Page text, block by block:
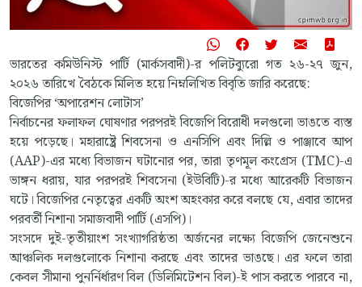
ভারতের কমিউনিস্ট পার্টি (মার্কসবাদী)-র পলিটব্যুরো গত ২৬-২৭ জুন,
২০২৬ তারিখে বৈঠকে মিলিত হয়ে নিম্নলিখিত বিবৃতি জারি করেছে:
বিজেপির ‘অপারেশন লোটাস’
নির্বাচনের ফলাফল ঘোষণার পরপরই বিজেপি বিরোধী দলগুলো ভাঙতে ব্যস্ত
হয়ে পড়েছে। মহারাষ্ট্রে শিবসেনা ও এনসিপি এবং দিল্লি ও পাঞ্জাবে আপ
(AAP)-এর মধ্যে বিভাজন ঘটানোর পর, তারা তৃণমূল কংগ্রেস (TMC)-এ
ভাঙ্গন ধরায়, যার পরপরই শিবসেনা (ইউবিটি)-র মধ্যে আরেকটি বিভাজন
ঘটে। বিজেপির নেতৃত্বের একটি অংশ অহংকার করে বলছে যে, এবার তাদের
পরবর্তী নিশানা সমাজবাদী পার্টি (এসপি)।
সংসদে দুই-তৃতীয়াংশ সংখ্যাগরিষ্ঠতা অর্জনের লক্ষ্যে বিজেপি জেনেশুনে
আঞ্চলিক দলগুলোকে নিশানা করছে এবং তাদের ভাঙছে। এর ফলে তারা
কেবল সীমানা পুনর্নির্ধারণ বিল (ডিলিমিটেশন বিল)-ই পাস করতে পারবে না,